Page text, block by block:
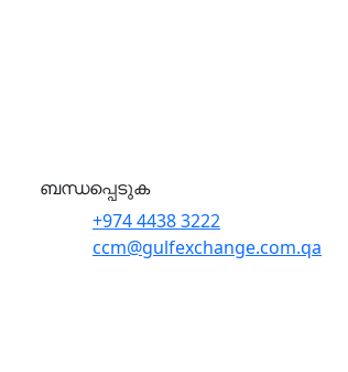
ബന്ധപ്പെടുക
+974 4438 3222
ccm@gulfexchange.com.qa